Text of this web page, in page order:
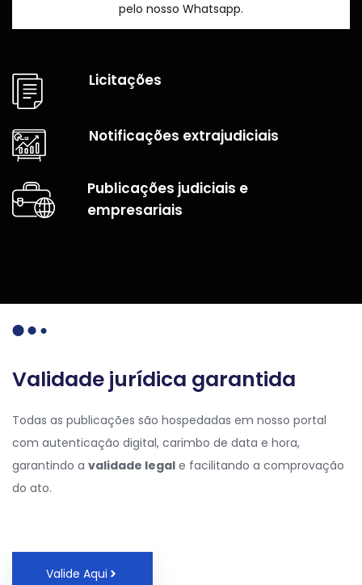
pelo nosso Whatsapp.
Licitações
Notificações extrajudiciais
Publicações judiciais e
empresariais
Validade jurídica garantida
Todas as publicações são hospedadas em nosso portal
com autenticação digital, carimbo de data e hora,
garantindo a validade legal e facilitando a comprovação
do ato.
Valide Aqui